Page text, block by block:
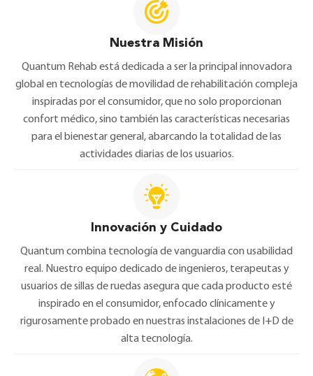
Nuestra Misión
Quantum Rehab está dedicada a ser la principal innovadora
global en tecnologías de movilidad de rehabilitación compleja
inspiradas por el consumidor, que no solo proporcionan
confort médico, sino también las características necesarias
para el bienestar general, abarcando la totalidad de las
actividades diarias de los usuarios.
Innovación y Cuidado
Quantum combina tecnología de vanguardia con usabilidad
real. Nuestro equipo dedicado de ingenieros, terapeutas y
usuarios de sillas de ruedas asegura que cada producto esté
inspirado en el consumidor, enfocado clínicamente y
rigurosamente probado en nuestras instalaciones de I+D de
alta tecnología.